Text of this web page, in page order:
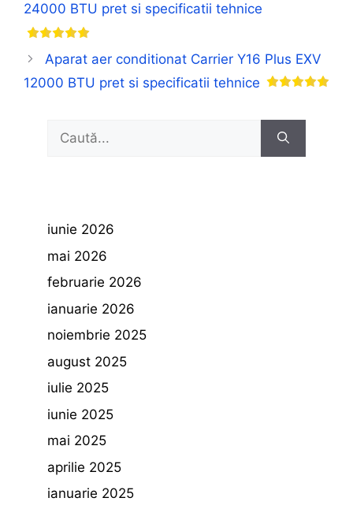
24000 BTU pret si specificatii tehnice
Aparat aer conditionat Carrier Y16 Plus EXV
12000 BTU pret si specificatii tehnice
Caută
iunie 2026
mai 2026
februarie 2026
ianuarie 2026
noiembrie 2025
august 2025
iulie 2025
iunie 2025
mai 2025
aprilie 2025
ianuarie 2025